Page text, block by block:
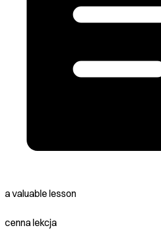
a valuable lesson
cenna lekcja